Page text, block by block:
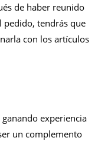
de haber reunido
pedido, tendrás que
con los artículos
experiencia
un complemento